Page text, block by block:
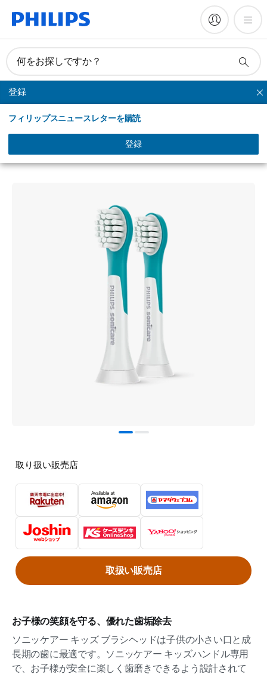
何をお探しですか？
登録
フィリップスニュースレターを購読
登録
ソニッケアーキッズ
ソニッケアー キッズ ブラシヘッド ミニ
お子様の笑顔を守る、優れた歯垢除去
ソニッケアー キッズ ブラシヘッドは子供の小さい口と成
長期の歯に最適です。ソニッケアー キッズハンドル専用
で、お子様が安全に楽しく歯磨きできるよう設計されて
取り扱い販売店
取扱い販売店